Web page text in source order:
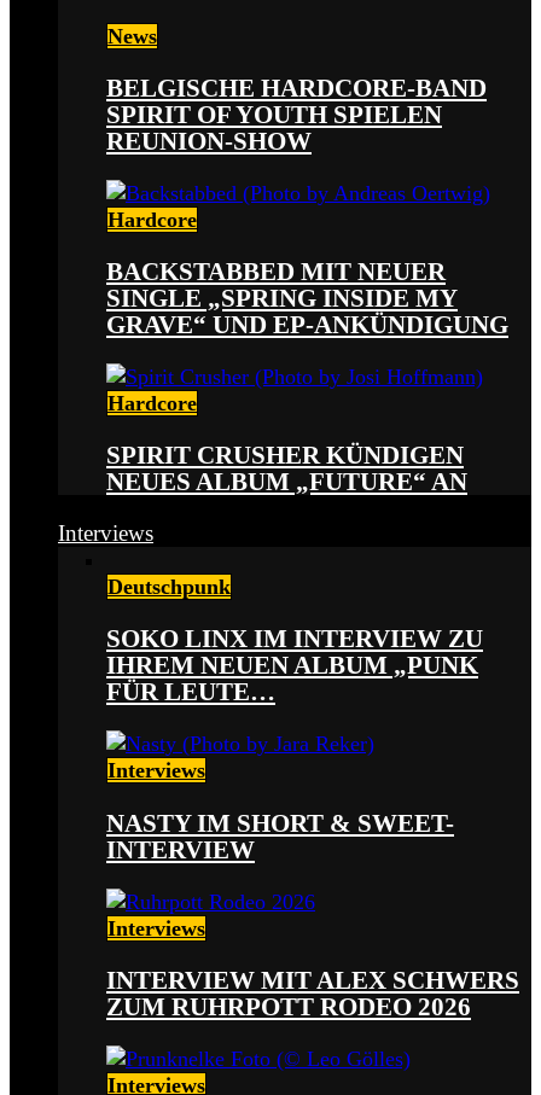
News
BELGISCHE HARDCORE-BAND
SPIRIT OF YOUTH SPIELEN
REUNION-SHOW
Hardcore
BACKSTABBED MIT NEUER
SINGLE „SPRING INSIDE MY
GRAVE“ UND EP-ANKÜNDIGUNG
Hardcore
SPIRIT CRUSHER KÜNDIGEN
NEUES ALBUM „FUTURE“ AN
Interviews
Deutschpunk
SOKO LINX IM INTERVIEW ZU
IHREM NEUEN ALBUM „PUNK
FÜR LEUTE…
Interviews
NASTY IM SHORT & SWEET-
INTERVIEW
Interviews
INTERVIEW MIT ALEX SCHWERS
ZUM RUHRPOTT RODEO 2026
Interviews